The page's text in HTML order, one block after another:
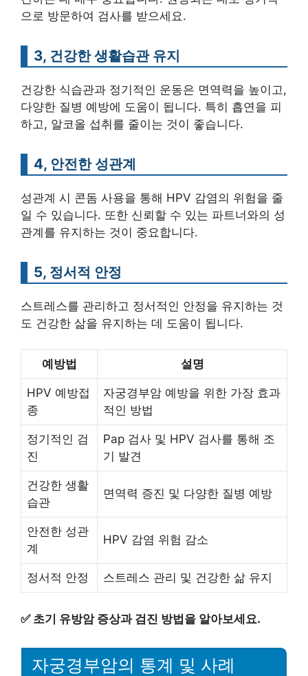
으로 방문하여 검사를 받으세요.
3, 건강한 생활습관 유지
건강한 식습관과 정기적인 운동은 면역력을 높이고,
다양한 질병 예방에 도움이 됩니다. 특히 흡연을 피
하고, 알코올 섭취를 줄이는 것이 좋습니다.
4, 안전한 성관계
성관계 시 콘돔 사용을 통해 HPV 감염의 위험을 줄
일 수 있습니다. 또한 신뢰할 수 있는 파트너와의 성
관계를 유지하는 것이 중요합니다.
5, 정서적 안정
스트레스를 관리하고 정서적인 안정을 유지하는 것
도 건강한 삶을 유지하는 데 도움이 됩니다.
예방법 설명
HPV 예방접
종
자궁경부암 예방을 위한 가장 효과
적인 방법
정기적인 검
진
Pap 검사 및 HPV 검사를 통해 조
기 발견
건강한 생활
습관
면역력 증진 및 다양한 질병 예방
안전한 성관
계
HPV 감염 위험 감소
정서적 안정 스트레스 관리 및 건강한 삶 유지
✅ 초기 유방암 증상과 검진 방법을 알아보세요.
자궁경부암의 통계 및 사례